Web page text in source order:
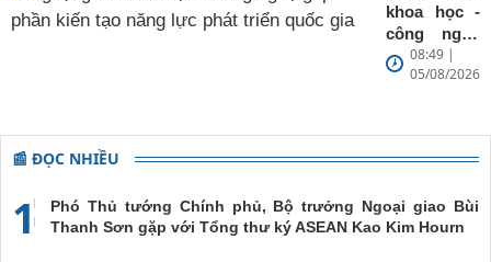
Nhà nước
tới
Australia
của Tổng Bí
khoa học -
công nghệ
góp phần
kiến tạo
08:49 |
05/08/2026
📰 ĐỌC NHIỀU
1
Phó Thủ tướng Chính phủ, Bộ trưởng Ngoại giao Bùi
Thanh Sơn gặp với Tổng thư ký ASEAN Kao Kim Hourn